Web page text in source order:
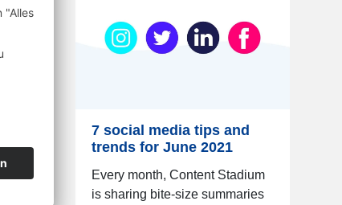
7 social media tips and
trends for June 2021
Every month, Content Stadium
is sharing bite-size summaries